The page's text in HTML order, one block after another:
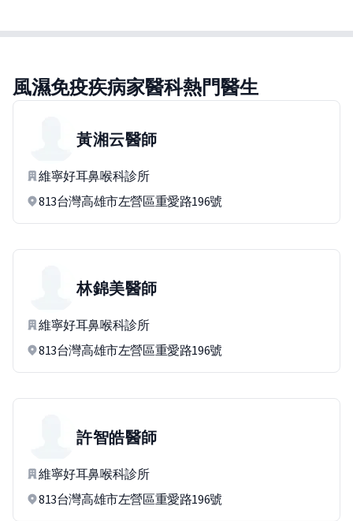
風濕免疫疾病家醫科熱門醫生
黃湘云醫師
維寧好耳鼻喉科診所
813台灣高雄市左營區重愛路196號
林錦美醫師
維寧好耳鼻喉科診所
813台灣高雄市左營區重愛路196號
許智皓醫師
維寧好耳鼻喉科診所
813台灣高雄市左營區重愛路196號